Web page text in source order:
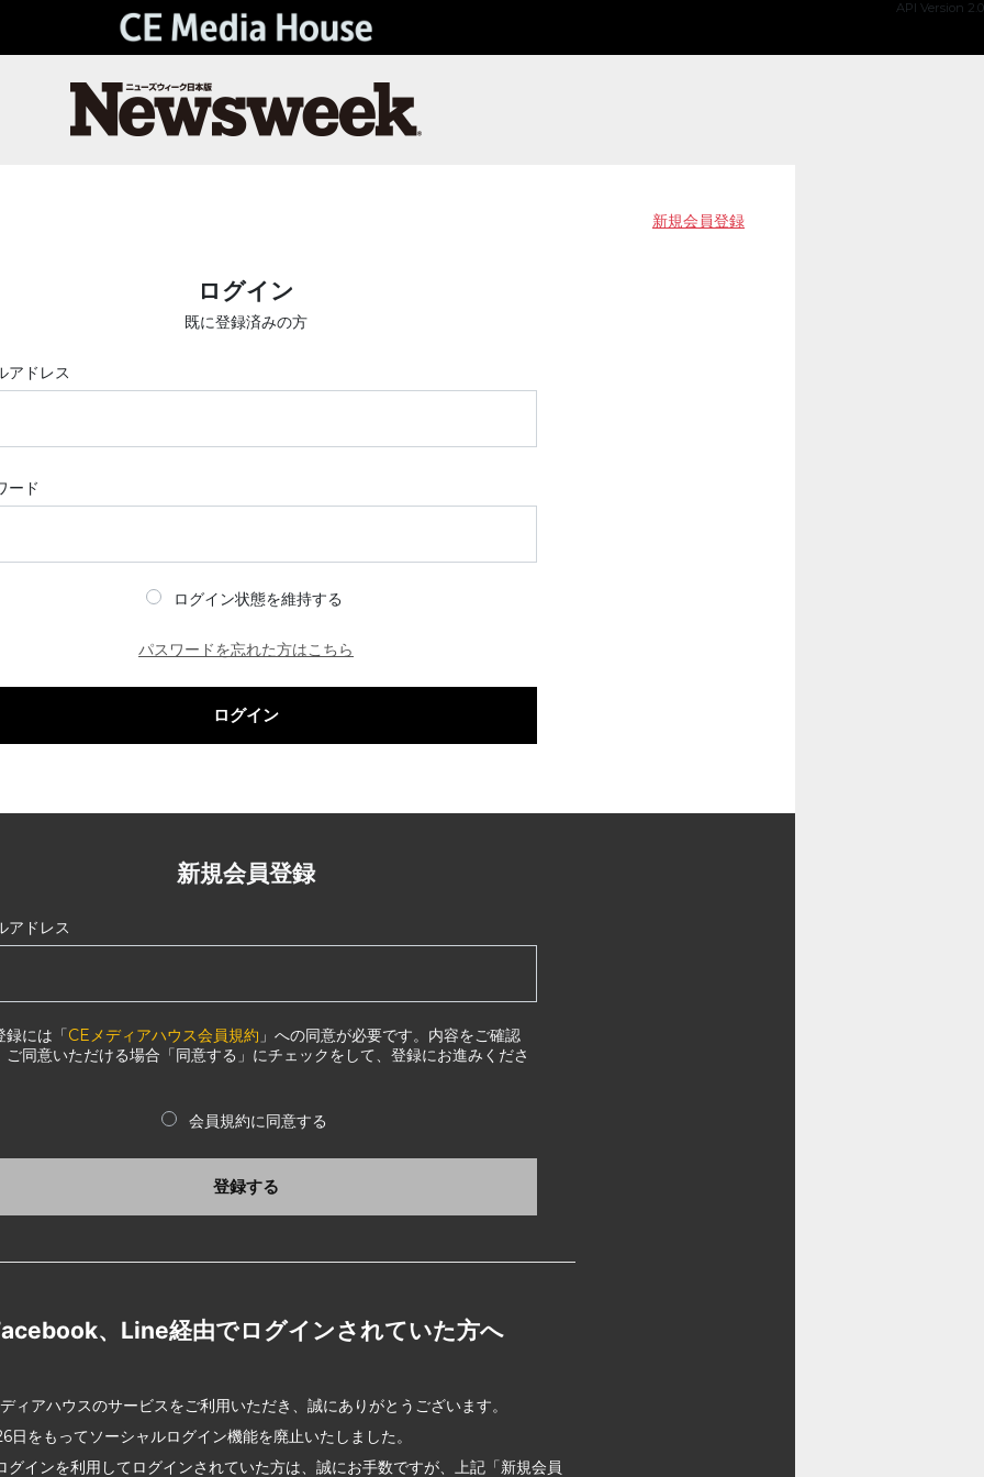
API Version 2.0
新規会員登録
ログイン
既に登録済みの方
アドレス
ード
ログイン状態を維持する
パスワードを忘れた方はこちら
ログイン
新規会員登録
アドレス
録には「CEメディアハウス会員規約 」への同意が必要です。内容をご確認
ご同意いただける場合「同意する」にチェックをして、登録にお進みくださ
会員規約に同意する
登録する
、Line経由でログインされていた方へ
ィアハウスのサービスをご利用いただき、誠にありがとうございます。
日をもってソーシャルログイン機能を廃止いたしました。
グインを利用してログインされていた方は、誠にお手数ですが、上記「新規会員